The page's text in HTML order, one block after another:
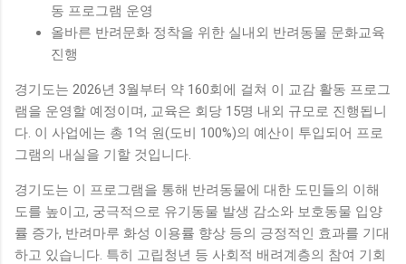
동 프로그램 운영
올바른 반려문화 정착을 위한 실내외 반려동물 문화교육
진행
경기도는 2026년 3월부터 약 160회에 걸쳐 이 교감 활동 프로그
램을 운영할 예정이며, 교육은 회당 15명 내외 규모로 진행됩니
다. 이 사업에는 총 1억 원(도비 100%)의 예산이 투입되어 프로
그램의 내실을 기할 것입니다.
경기도는 이 프로그램을 통해 반려동물에 대한 도민들의 이해
도를 높이고, 궁극적으로 유기동물 발생 감소와 보호동물 입양
률 증가, 반려마루 화성 이용률 향상 등의 긍정적인 효과를 기대
하고 있습니다. 특히 고립청년 등 사회적 배려계층의 참여 기회